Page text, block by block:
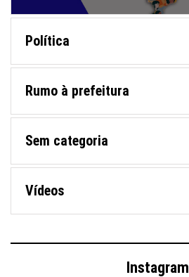
Política
Rumo à prefeitura
Sem categoria
Vídeos
Instagram